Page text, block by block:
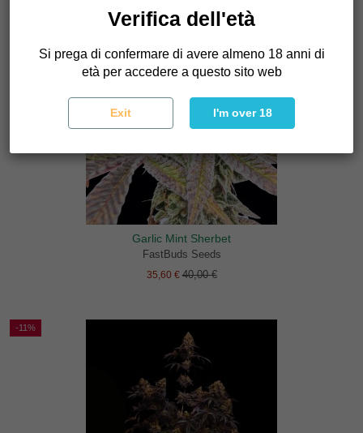
Garlic Mint Sherbet
FastBuds Seeds
35,60 €40,00 €
-11%
Verifica dell'età
Si prega di confermare di avere almeno 18 anni di
età per accedere a questo sito web
Exit I'm over 18